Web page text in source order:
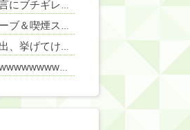
イオン爆発事故の遺族、社長発言にブチギレ「本当のことを話して」
秋田県職員さん、会見をバスローブ＆喫煙スタイルで対応してしまい大炎上ｗ
【速報】中村麗乃ちゃんの思い出、挙げてけwwwwwwwwwww
【朗報】増田三莉音さんの生足wwwwwwwwwwww
乃木坂46『オリコン上半期SG1位獲得!!』←もうこれ今が全盛期だろwwwwww